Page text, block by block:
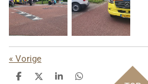
« Vorige
D D S D